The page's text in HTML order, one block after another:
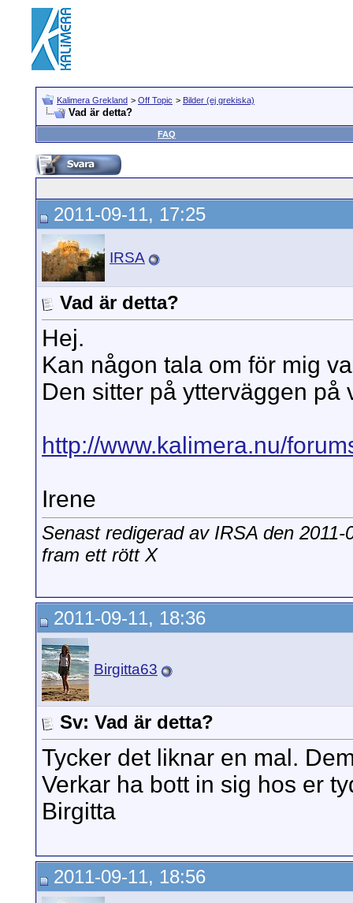
Kalimera Grekland > Off Topic > Bilder (ej grekiska)
Vad är detta?
FAQ
2011-09-11, 17:25
IRSA
Vad är detta?
Hej.
Kan någon tala om för mig
Den sitter på ytterväggen på
http://www.kalimera.nu/
Irene
Senast redigerad av IRSA den
fram ett rött X
2011-09-11, 18:36
Birgitta63
Sv: Vad är detta?
Tycker det liknar en mal.
Verkar ha bott in sig hos er
Birgitta
2011-09-11, 18:56